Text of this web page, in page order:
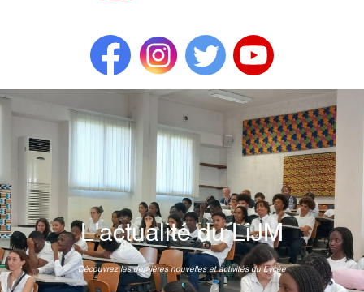
L'actualité du LiJM
Découvrez les dernières nouvelles et activités du Lycée